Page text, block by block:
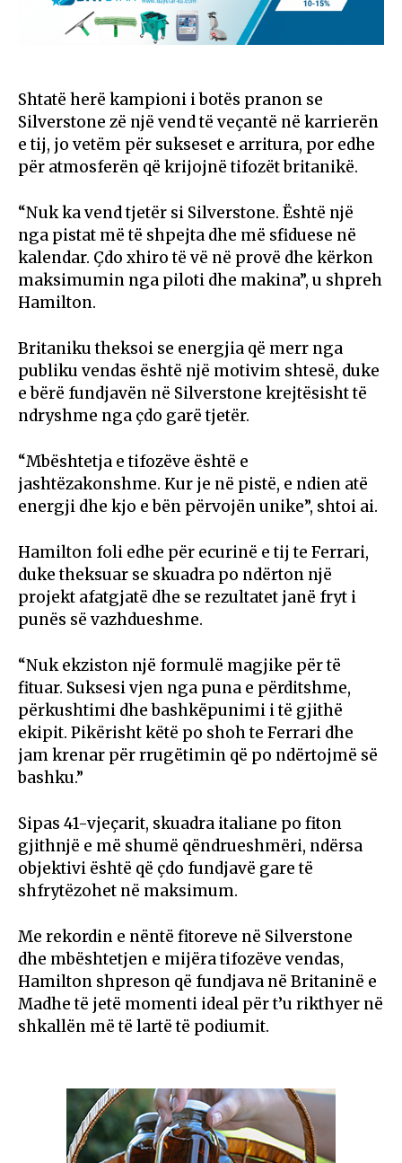
Shtatë herë kampioni i botës pranon se
Silverstone zë një vend të veçantë në karrierën
e tij, jo vetëm për sukseset e arritura, por edhe
për atmosferën që krijojnë tifozët britanikë.
“Nuk ka vend tjetër si Silverstone. Është një
nga pistat më të shpejta dhe më sfiduese në
kalendar. Çdo xhiro të vë në provë dhe kërkon
maksimumin nga piloti dhe makina”, u shpreh
Hamilton.
Britaniku theksoi se energjia që merr nga
publiku vendas është një motivim shtesë, duke
e bërë fundjavën në Silverstone krejtësisht të
ndryshme nga çdo garë tjetër.
“Mbështetja e tifozëve është e
jashtëzakonshme. Kur je në pistë, e ndien atë
energji dhe kjo e bën përvojën unike”, shtoi ai.
Hamilton foli edhe për ecurinë e tij te Ferrari,
duke theksuar se skuadra po ndërton një
projekt afatgjatë dhe se rezultatet janë fryt i
punës së vazhdueshme.
“Nuk ekziston një formulë magjike për të
fituar. Suksesi vjen nga puna e përditshme,
përkushtimi dhe bashkëpunimi i të gjithë
ekipit. Pikërisht këtë po shoh te Ferrari dhe
jam krenar për rrugëtimin që po ndërtojmë së
bashku.”
Sipas 41-vjeçarit, skuadra italiane po fiton
gjithnjë e më shumë qëndrueshmëri, ndërsa
objektivi është që çdo fundjavë gare të
shfrytëzohet në maksimum.
Me rekordin e nëntë fitoreve në Silverstone
dhe mbështetjen e mijëra tifozëve vendas,
Hamilton shpreson që fundjava në Britaninë e
Madhe të jetë momenti ideal për t’u rikthyer në
shkallën më të lartë të podiumit.